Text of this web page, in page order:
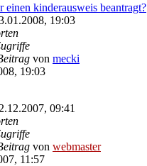
einen kinderausweis beantragt?
19:03
von mecki
19:03
09:41
von webmaster
11:57